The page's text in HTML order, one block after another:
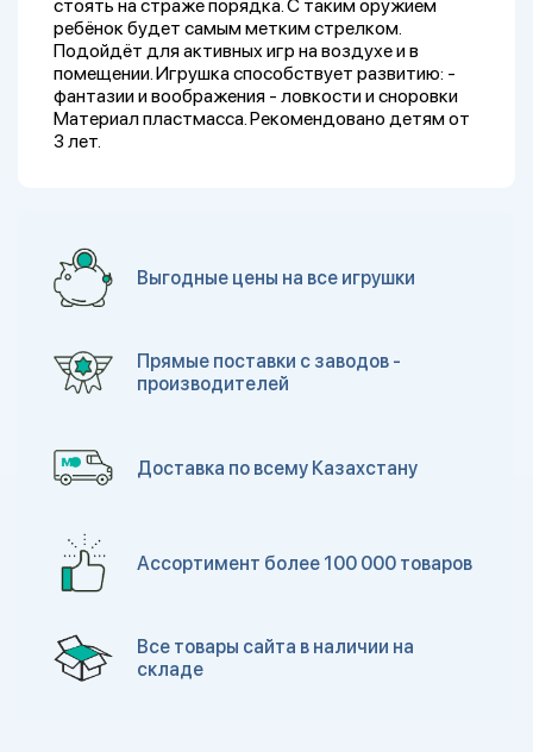
стоять на страже порядка. С таким оружием
ребёнок будет самым метким стрелком.
Подойдёт для активных игр на воздухе и в
помещении. Игрушка способствует развитию: -
фантазии и воображения - ловкости и сноровки
Материал пластмасса. Рекомендовано детям от
3 лет.
Выгодные цены на все игрушки
Прямые поставки с заводов -
производителей
Доставка по всему Казахстану
Ассортимент более 100 000 товаров
Все товары сайта в наличии на
складе